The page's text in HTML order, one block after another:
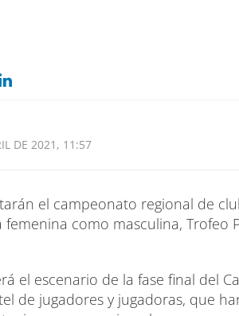
DE 2021, 11:57
el campeonato regional de
como masculina, Trofeo
el escenario de la fase final del
de jugadores y jugadoras, que